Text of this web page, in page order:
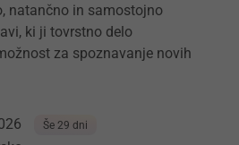
natančno in samostojno
ki ji tovrstno delo
za spoznavanje novih
Še 29 dni